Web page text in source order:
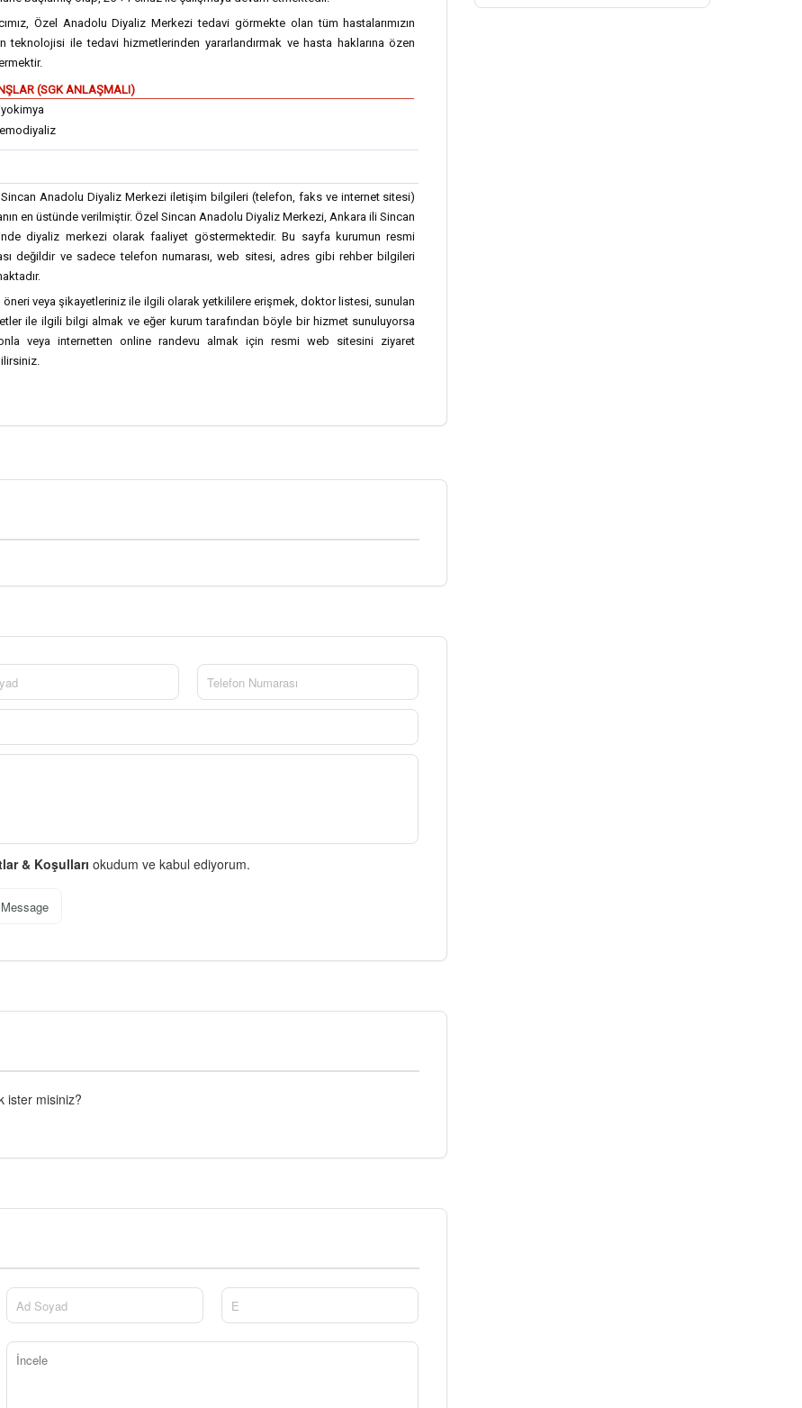
Özel Anadolu Diyaliz Merkezi tedavi görmekte olan tüm hastalarımızın
teknolojisi ile tedavi hizmetlerinden yararlandırmak ve hasta haklarına özen
(SGK ANLAŞMALI)
Anadolu Diyaliz Merkezi iletişim bilgileri (telefon, faks ve internet sitesi)
en üstünde verilmiştir. Özel Sincan Anadolu Diyaliz Merkezi, Ankara ili Sincan
diyaliz merkezi olarak faaliyet göstermektedir. Bu sayfa kurumun resmi
değildir ve sadece telefon numarası, web sitesi, adres gibi rehber bilgileri
öneri veya şikayetleriniz ile ilgili olarak yetkililere erişmek, doktor listesi, sunulan
ile ilgili bilgi almak ve eğer kurum tarafından böyle bir hizmet sunuluyorsa
veya internetten online randevu almak için resmi web sitesini ziyaret
& Koşulları okudum ve kabul ediyorum.
ister misiniz?